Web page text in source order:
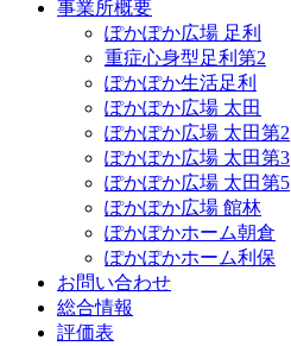
事業所概要
ぽかぽか広場 足利
重症心身型足利第2
ぽかぽか生活足利
ぽかぽか広場 太田
ぽかぽか広場 太田第2
ぽかぽか広場 太田第3
ぽかぽか広場 太田第5
ぽかぽか広場 館林
ぽかぽかホーム朝倉
ぽかぽかホーム利保
お問い合わせ
総合情報
評価表